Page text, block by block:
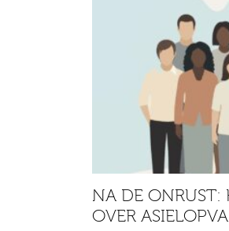
NA DE ONRUST:
OVER